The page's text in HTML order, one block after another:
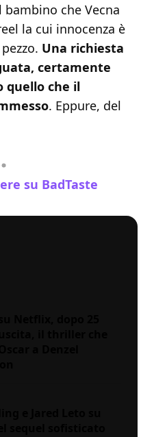
bambino che Vecna
la cui innocenza è
Una richiesta
certamente
che il
. Eppure, del
su BadTaste
Netflix, dopo 25
il thriller che
e Jared Leto su
sequel sofisticato